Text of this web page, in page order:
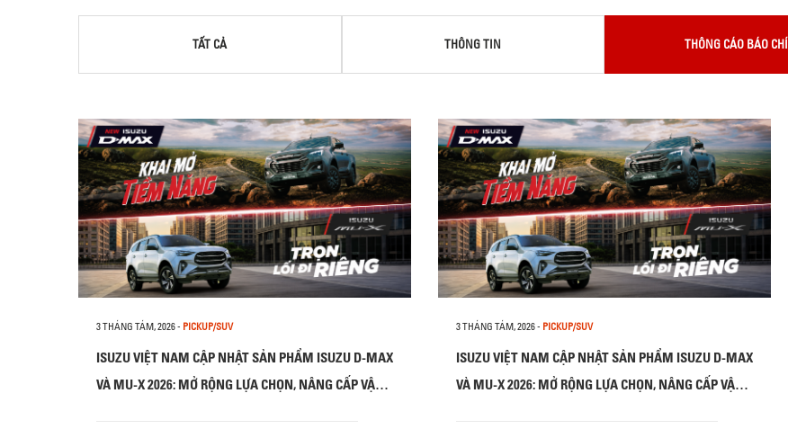
TẤT CẢ THÔNG TIN THÔNG CÁO BÁO CHÍ
3 THÁNG TÁM, 2026- PICKUP/SUV
ISUZU VIỆT NAM CẬP NHẬT SẢN PHẨM ISUZU D-MAX
VÀ MU-X 2026: MỞ RỘNG LỰA CHỌN, NÂNG CẤP VẬN
3 THÁNG TÁM, 2026- PICKUP/SUV
ISUZU VIỆT NAM CẬP NHẬT SẢN PHẨM ISUZU D-MAX
VÀ MU-X 2026: MỞ RỘNG LỰA CHỌN, NÂNG CẤP VẬN